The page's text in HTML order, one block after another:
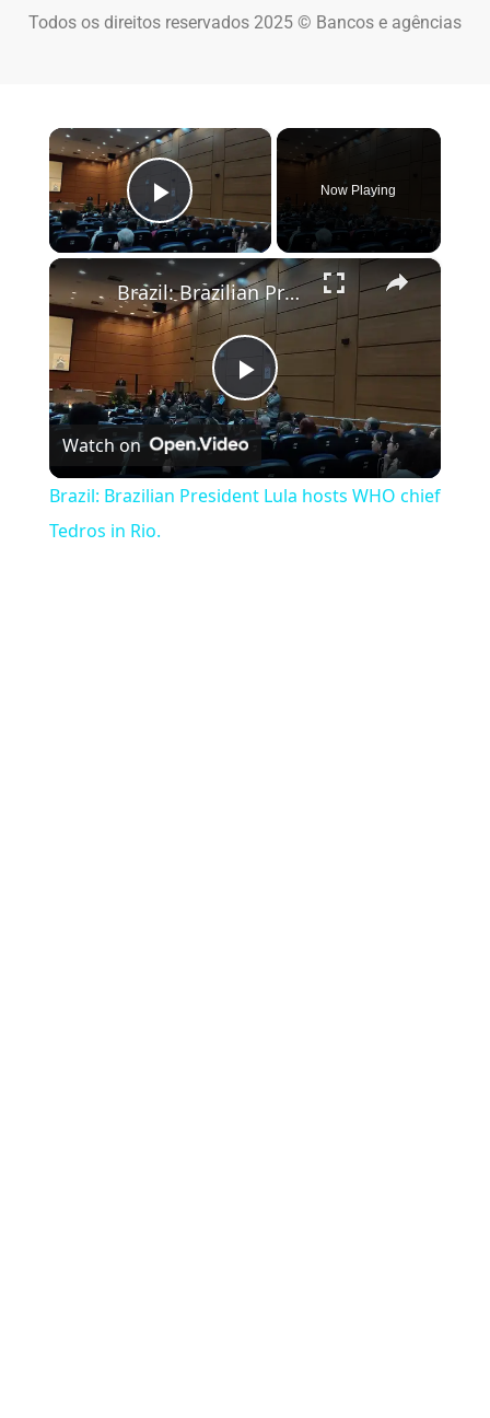
Todos os direitos reservados 2025 © Bancos e agências
×
Play Video
Now Playing
×
Play Video
Brazil: Brazilian President Lula hosts WHO chief Tedros in Rio.
Watch on
Brazil: Brazilian President Lula hosts WHO chief
Tedros in Rio.